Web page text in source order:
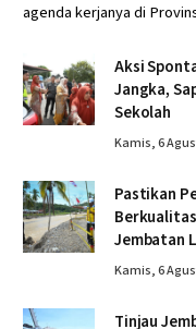
agenda kerjanya di
Aksi
Jangka,
Sekolah
Kamis, 6
Pastikan
Jembatan
Kamis, 6
Tinjau